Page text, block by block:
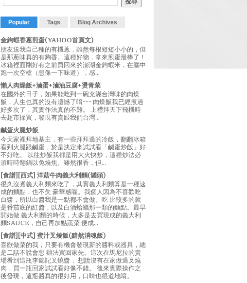
Popular Tags Blog Archives
金鉤蝦香蔥煎蛋(YAHOO首頁文)
朋友送我自己種的有機蔥，雖然每根短短小小的，但
是那蔥味真的有夠香。這種好物，拿來煎蛋最棒了！
冰箱裡面剛好有之前買回來的澎湖金鉤蝦米，在腦中
跑一次空槍（想像一下味道），感...
懶人肉燥飯+滷蛋+滷油豆腐+燙青菜
在國外的日子，如果能吃到一碗充滿台灣味的肉燥
飯，人生也真的沒有遺憾了唷~~~ 肉燥飯我已經煮過
好多次了，其實作法真的不難。 上禮拜天下飛機時
去超市採買，發現有賣跟我們台灣...
鹹蛋火腿炒飯
今天家裡拜地基主，有一些拜拜過的冷飯，翻翻冰箱
看到火腿跟鹹蛋，於是決定來試試看「鹹蛋炒飯」好
不好吃。 以往炒飯我都是用大火快炒，這種炒法必
須時時翻鍋以免燒焦。雖然很香，但...
[食譜][西式] 洋菇牛肉義大利麵(罐頭)
很久沒煮義大利麵來吃了，其實義大利麵算是一種速
成的麵點，也不失 豪華感喔。我個人因為不喜歡吃
白醬，所以白醬我是一點都不會做。吃 比較多的就
是番茄底的紅醬，以及白酒蛤蠣那一類的麵點。最早
開始做 義大利麵的時候，大多是去買現成的義大利
麵SAUCE，自己再加點蔬菜 便成...
[食譜][中式] 蜜汁叉燒飯(黯然消魂飯)
喜歡做菜的我，只要有機會發現新的醬料或器具，總
是二話不說會想 辦法買回家先。這次在馬尼拉的賣
場看到這瓶李錦記叉燒醬， 想說沒有在家做過叉燒
肉，買一瓶回家試試看好像不錯。 後來實際操作之
後發現，這瓶醬真的很好用，口味也很道地唷。